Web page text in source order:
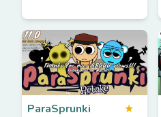
ParaSprunki
★